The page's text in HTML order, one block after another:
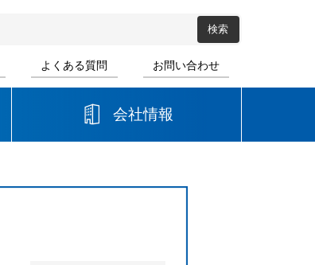
よくある質問 お問い合わせ
会社情報